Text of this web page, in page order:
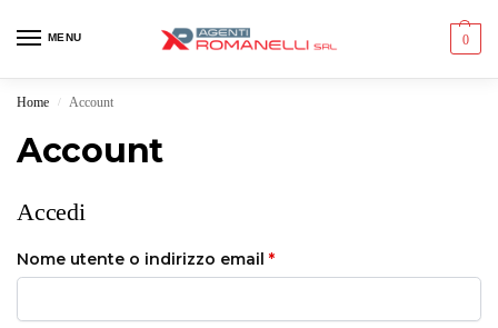
MENU 0
Home / Account
Account
Accedi
Nome utente o indirizzo email *